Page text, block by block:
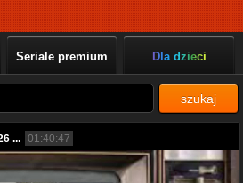
Seriale premium Dla dzieci
szukaj
... 01:40:47